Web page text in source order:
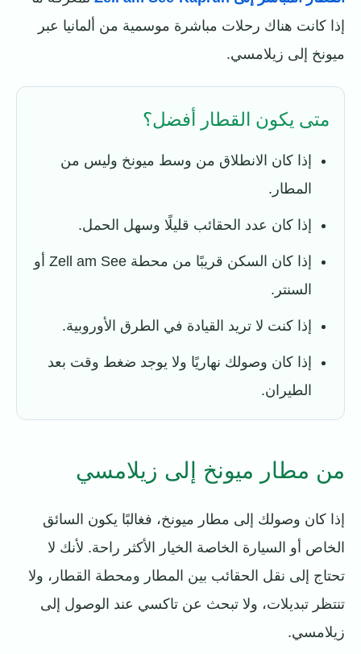
إذا كانت هناك رحلات مباشرة موسمية من ألمانيا عبر
ميونخ إلى زيلامسي.
متى يكون القطار أفضل؟
إذا كان الانطلاق من وسط ميونخ وليس من
المطار.
إذا كان عدد الحقائب قليلًا وسهل الحمل.
إذا كان السكن قريبًا من محطة Zell am See أو
السنتر.
إذا كنت لا تريد القيادة في الطرق الأوروبية.
إذا كان وصولك نهاريًا ولا يوجد ضغط وقت بعد
الطيران.
من مطار ميونخ إلى زيلامسي
إذا كان وصولك إلى مطار ميونخ، فغالبًا يكون السائق
الخاص أو السيارة الخاصة الخيار الأكثر راحة. لأنك لا
تحتاج إلى نقل الحقائب بين المطار ومحطة القطار، ولا
تنتظر تبديلات، ولا تبحث عن تاكسي عند الوصول إلى
زيلامسي.